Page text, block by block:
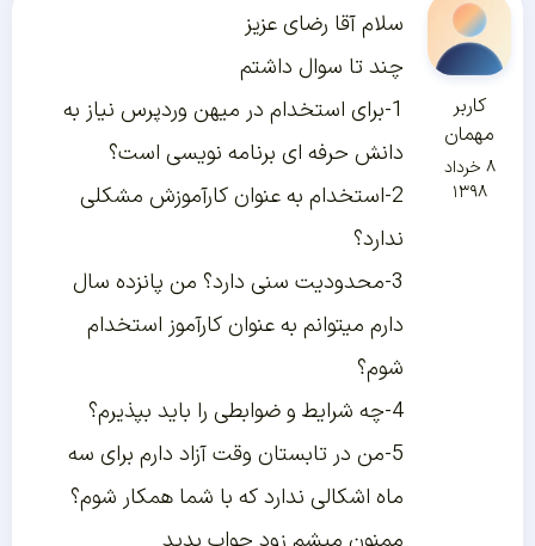
کاربر
مهمان
۸ خرداد
۱۳۹۸
سلام آقا رضای عزیز
چند تا سوال داشتم
1-برای استخدام در میهن وردپرس نیاز به
دانش حرفه ای برنامه نویسی است؟
2-استخدام به عنوان کارآموزش مشکلی
ندارد؟
3-محدودیت سنی دارد؟ من پانزده سال
دارم میتوانم به عنوان کارآموز استخدام
شوم؟
4-چه شرایط و ضوابطی را باید بپذیرم؟
5-من در تابستان وقت آزاد دارم برای سه
ماه اشکالی ندارد که با شما همکار شوم؟